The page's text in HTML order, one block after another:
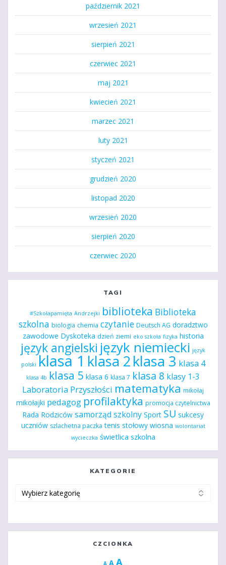
październik 2021
wrzesień 2021
sierpień 2021
czerwiec 2021
maj 2021
kwiecień 2021
marzec 2021
luty 2021
styczeń 2021
grudzień 2020
listopad 2020
wrzesień 2020
sierpień 2020
czerwiec 2020
TAGI
#Szkołapamięta Andrzejki biblioteka Biblioteka
szkolna biologia chemia czytanie Deutsch AG doradztwo
zawodowe Dyskoteka dzień ziemi eko szkoła fizyka historia
język angielski język niemiecki język
polski klasa 1 klasa 2klasa 3 klasa 4
klasa 4b klasa 5 klasa 6 klasa 7 klasa 8 klasy 1-3
Laboratoria Przyszłości matematyka mikołaj
mikołajki pedagog profilaktyka promocja czytelnictwa
Rada Rodziców samorząd szkolny Sport SU sukcesy
uczniów szlachetna paczka tenis stołowy wiosna wolontariat
wycieczka świetlica szkolna
KATEGORIE
CZCIONKA
Decrease
A Reset
A